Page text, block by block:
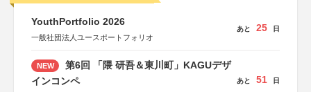
YouthPortfolio 2026
一般社団法人ユースポートフォリオ
あと 25 日
NEW
第6回 「隈 研吾＆東川町」KAGUデザ
インコンペ
あと 51 日